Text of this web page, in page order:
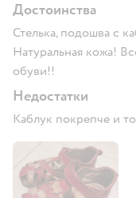
Достоинства
Стелька, подошва с
Натуральная кожа!
обуви!!
Недостатки
Каблук покрепче и